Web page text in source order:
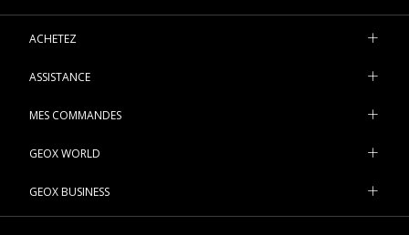
ACHETEZ
ASSISTANCE
MES COMMANDES
GEOX WORLD
GEOX BUSINESS